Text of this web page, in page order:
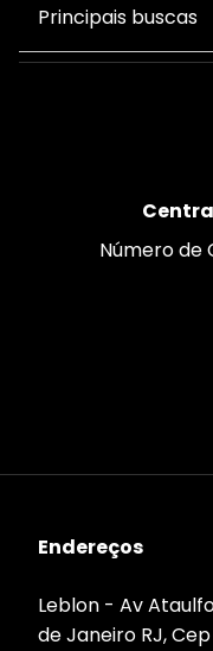
Principais buscas
Número de
Endereços
Leblon - Av
de Janeiro RJ,